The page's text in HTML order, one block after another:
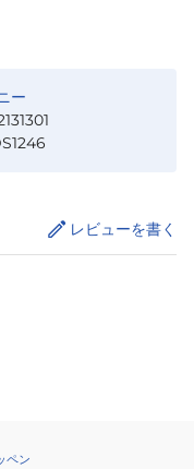
ー
レビューを書く
ペン